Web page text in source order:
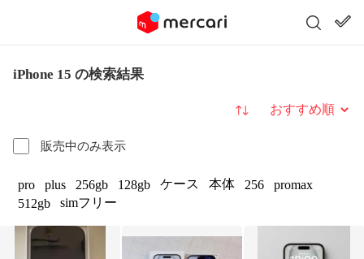
iPhone 15 の検索結果
販売中のみ表示
並び替え
pro plus 256gb 128gb ケース 本体 256
promax
512gb
simフリー